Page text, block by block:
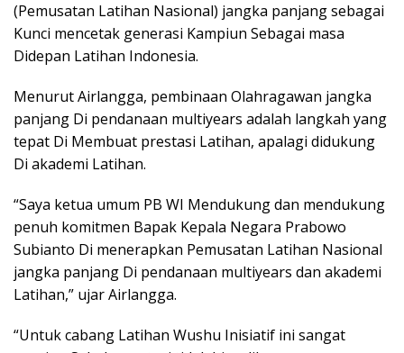
(Pemusatan Latihan Nasional) jangka panjang sebagai
Kunci mencetak generasi Kampiun Sebagai masa
Didepan Latihan Indonesia.
Menurut Airlangga, pembinaan Olahragawan jangka
panjang Di pendanaan multiyears adalah langkah yang
tepat Di Membuat prestasi Latihan, apalagi didukung
Di akademi Latihan.
“Saya ketua umum PB WI Mendukung dan mendukung
penuh komitmen Bapak Kepala Negara Prabowo
Subianto Di menerapkan Pemusatan Latihan Nasional
jangka panjang Di pendanaan multiyears dan akademi
Latihan,” ujar Airlangga.
“Untuk cabang Latihan Wushu Inisiatif ini sangat